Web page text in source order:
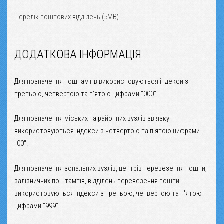
Перелік поштових відділень (5MB)
ДОДАТКОВА ІНФОРМАЦІЯ
Для позначення поштамтів використовуються індекси з
третьою, четвертою та п'ятою цифрами "000".
Для позначення міських та районних вузлів зв'язку
використовуються індекси з четвертою та п'ятою цифрами
"00".
Для позначення зональних вузлів, центрів перевезення пошти,
залізничних поштамтів, відділень перевезення пошти
використовуються індекси з третьою, четвертою та п'ятою
цифрами "999".